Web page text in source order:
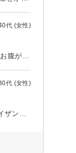
代 (女性)
代 (女性)